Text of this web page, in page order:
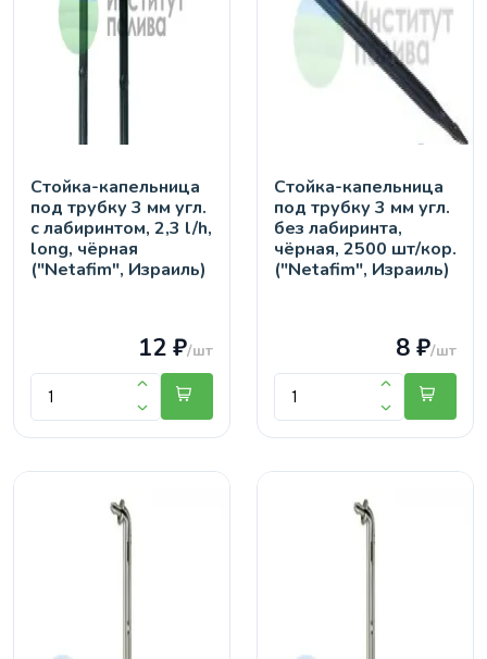
Стойка-капельница
под трубку 3 мм угл.
с лабиринтом, 2,3 l/h,
long, чёрная
("Netafim", Израиль)
12 ₽/шт
Стойка-капельница
под трубку 3 мм угл.
без лабиринта,
чёрная, 2500 шт/кор.
("Netafim", Израиль)
8 ₽/шт